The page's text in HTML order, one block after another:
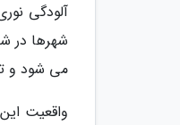
آلودگی
شهرها در
می شود و
واقعیت